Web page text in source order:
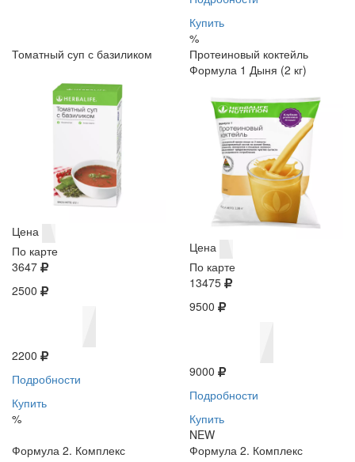
Купить
%
Томатный суп с базиликом
Цена
По карте
3647
2500
2200
Подробности
Купить
%
Протеиновый коктейль
Формула 1 Дыня (2 кг)
Цена
По карте
13475
9500
9000
Подробности
Купить
NEW
Формула 2. Комплекс
Формула 2. Комплекс